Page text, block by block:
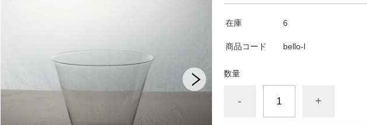
在庫 6
商品コード bello-l
数量
- +